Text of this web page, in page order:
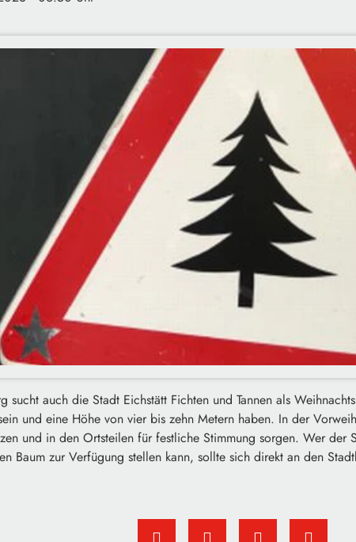
sucht auch die Stadt Eichstätt Fichten und Tannen als
und eine Höhe von vier bis zehn Metern haben. In der
und in den Ortsteilen für festliche Stimmung sorgen. Wer der
Baum zur Verfügung stellen kann, sollte sich direkt an den